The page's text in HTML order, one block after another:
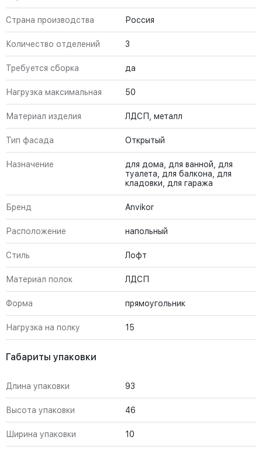
Страна производства Россия
Количество отделений 3
Требуется сборка да
Нагрузка максимальная 50
Материал изделия ЛДСП, металл
Тип фасада Открытый
Назначение
для дома, для ванной, для
туалета, для балкона, для
кладовки, для гаража
Бренд Anvikor
Расположение напольный
Стиль Лофт
Материал полок ЛДСП
Форма прямоугольник
Нагрузка на полку 15
Габариты упаковки
Длина упаковки 93
Высота упаковки 46
Ширина упаковки 10